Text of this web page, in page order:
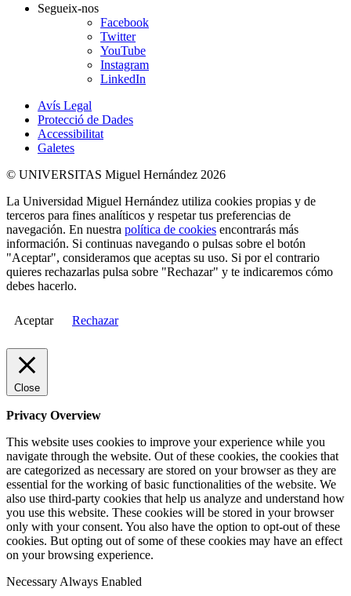
Segueix-nos
Facebook
Twitter
YouTube
Instagram
LinkedIn
Avís Legal
Protecció de Dades
Accessibilitat
Galetes
© UNIVERSITAS Miguel Hernández 2026
La Universidad Miguel Hernández utiliza cookies propias y de
terceros para fines analíticos y respetar tus preferencias de
navegación. En nuestra política de cookies encontrarás más
información. Si continuas navegando o pulsas sobre el botón
"Aceptar", consideramos que aceptas su uso. Si por el contrario
quieres rechazarlas pulsa sobre "Rechazar" y te indicaremos cómo
debes hacerlo.
Aceptar Rechazar
Close
Privacy Overview
This website uses cookies to improve your experience while you
navigate through the website. Out of these cookies, the cookies that
are categorized as necessary are stored on your browser as they are
essential for the working of basic functionalities of the website. We
also use third-party cookies that help us analyze and understand how
you use this website. These cookies will be stored in your browser
only with your consent. You also have the option to opt-out of these
cookies. But opting out of some of these cookies may have an effect
on your browsing experience.
Necessary Always Enabled